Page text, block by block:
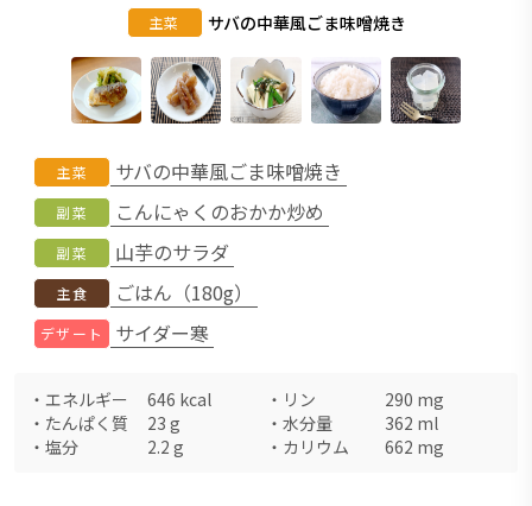
主菜 サバの中華風ごま味噌焼き
主菜 サバの中華風ごま味噌焼き
副菜 こんにゃくのおかか炒め
副菜 山芋のサラダ
主食 ごはん（180g）
デザート サイダー寒
・ エネルギー 646 kcal ・ リン 290 mg
・ たんぱく質 23 g ・ 水分量 362 ml
・ 塩分 2.2 g ・ カリウム 662 mg